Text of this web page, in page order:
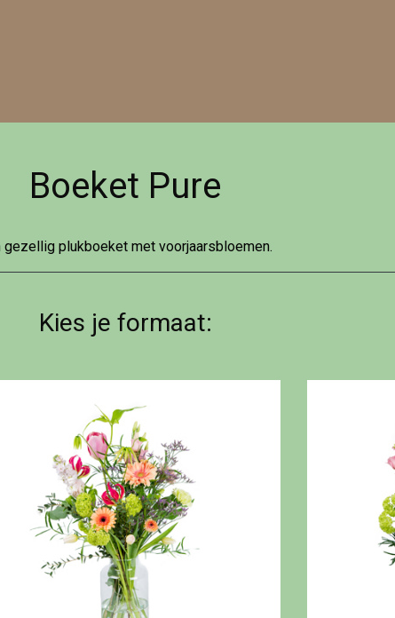
Boeket Pure
gezellig plukboeket met voorjaarsbloemen.
Kies je formaat: